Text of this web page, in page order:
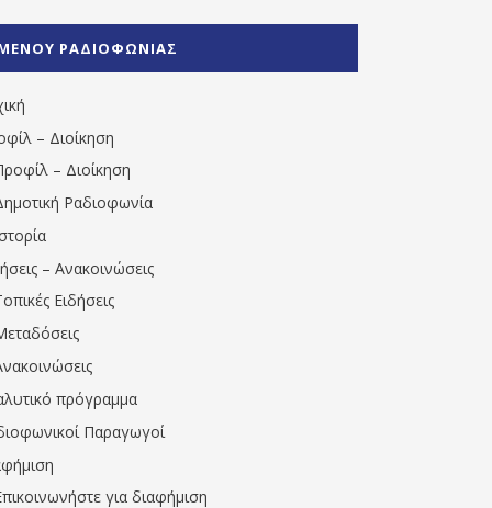
1531194763766854/" artist="" ]
ΡΑΔΙΟΦΩΝΙΑΣ
– Διοίκηση
– Διοίκηση
Ραδιοφωνία
– Ανακοινώσεις
Ειδήσεις
πρόγραμμα
Παραγωγοί
για διαφήμιση